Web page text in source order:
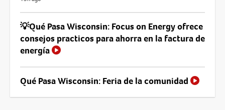
💡Qué Pasa Wisconsin: Focus on Energy ofrece
consejos practicos para ahorra en la factura de
energía
Qué Pasa Wisconsin: Feria de la comunidad